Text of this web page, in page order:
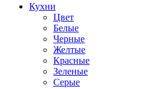
Кухни
Цвет
Белые
Черные
Желтые
Красные
Зеленые
Серые